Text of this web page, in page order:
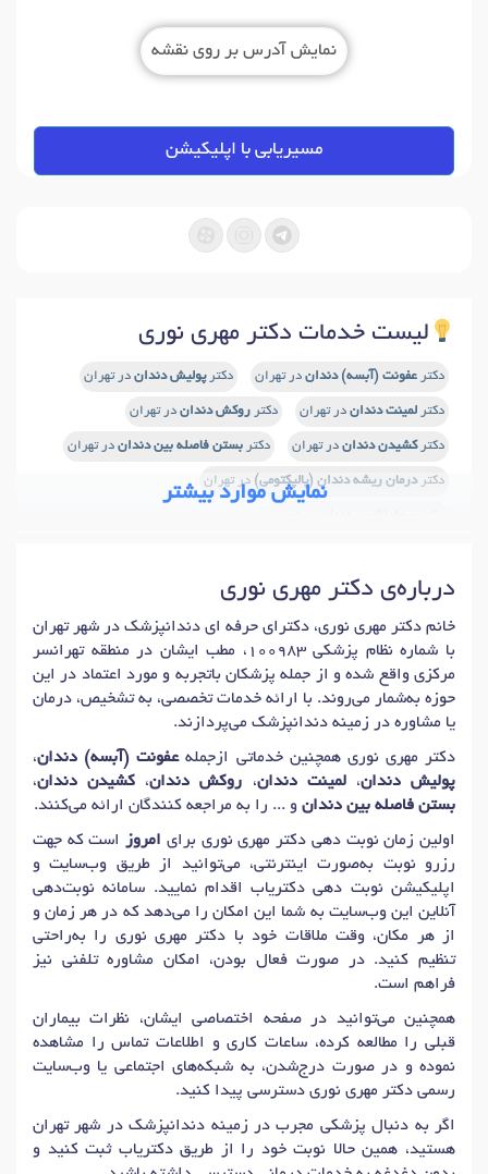
نمایش آدرس بر روی نقشه
مسیریابی با اپلیکیشن
لیست خدمات دکتر مهری نوری
دکتر عفونت (آبسه) دندان در تهران دکترپولیش دندان در تهران
دکتر لمینت دندان در تهران دکتر روکش دندان در تهران
دکترکشیدن دندان در تهران دکتر بستن فاصله بین دندان در تهران
دکتردرمان ریشه دندان (پالپکتومی) در تهران
دکتردندان مصنوعی در تهران دکتر معاینه دندان (عمومی)
دکتر صاف کردن دندان در تهران
دکترجرم گیری (بروساژ) دندان در تهران دکترپرکردن دنداندر تهران
دکتر روکش زیرکونیوم دندان در تهران دکتر در تهران
دکتردندان قروچه (بروکسیسم)در تهران
دکتر دندانپزشکی ترمیمیدر تهران
دکترپروتزهای دندانی (پروستودانتیکس)در تهران
نمایش موارد بیشتر
درباره‌ی دکتر مهری نوری
خانم دکتر مهری نوری، دکترای حرفه ای دندانپزشک در شهر تهران
با شماره نظام پزشکی 100983، مطب ایشان در منطقه تهرانسر
مرکزی واقع شده و از جمله پزشکان باتجربه و مورد اعتماد در این
حوزه به‌شمار می‌روند. با ارائه خدمات تخصصی، به تشخیص، درمان
یا مشاوره در زمینه دندانپزشک می‌پردازند.
دکتر مهری نوری همچنین خدماتی ازجملهعفونت (آبسه) دندان،
پولیش دندان،لمینت دندان، روکش دندان، کشیدن دندان،
بستن فاصله بین دندان و ... را به مراجعه کنندگان ارائه می‌کنند.
اولین زمان نوبت دهی دکتر مهری نوری برای امروز
است که جهت
رزرو نوبت به‌صورت اینترنتی، می‌توانید از طریق وب‌سایت و
اپلیکیشن نوبت دهی دکتریاب اقدام نمایید. سامانه نوبت‌دهی
آنلاین این وب‌سایت به شما این امکان را می‌دهد که در هر زمان و
از هر مکان، وقت ملاقات خود با دکتر مهری نوری را به‌راحتی
تنظیم کنید. در صورت فعال بودن، امکان مشاوره تلفنی نیز
فراهم است.
همچنین می‌توانید در صفحه اختصاصی ایشان، نظرات بیماران
قبلی را مطالعه کرده، ساعات کاری و اطلاعات تماس را مشاهده
نموده و در صورت درج‌شدن، به شبکه‌های اجتماعی یا وب‌سایت
رسمی دکتر مهری نوری دسترسی پیدا کنید.
اگر به دنبال پزشکی مجرب در زمینه دندانپزشک در شهر تهران
هستید، همین حالا نوبت خود را از طریق دکتریاب ثبت کنید و